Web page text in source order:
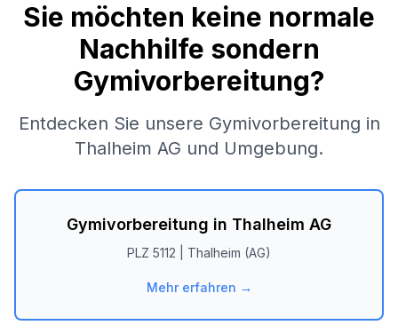
Sie möchten keine normale
Nachhilfe sondern
Gymivorbereitung?
Entdecken Sie unsere Gymivorbereitung in
Thalheim AG und Umgebung.
Gymivorbereitung in Thalheim AG
PLZ 5112 Thalheim (AG)
Mehr erfahren →